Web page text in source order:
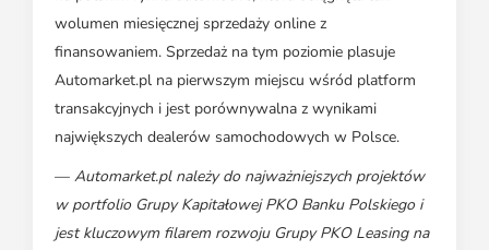
wolumen miesięcznej sprzedaży online z
finansowaniem. Sprzedaż na tym poziomie plasuje
Automarket.pl na pierwszym miejscu wśród platform
transakcyjnych i jest porównywalna z wynikami
największych dealerów samochodowych w Polsce.
— Automarket.pl należy do najważniejszych projektów
w portfolio Grupy Kapitałowej PKO Banku Polskiego i
jest kluczowym filarem rozwoju Grupy PKO Leasing na